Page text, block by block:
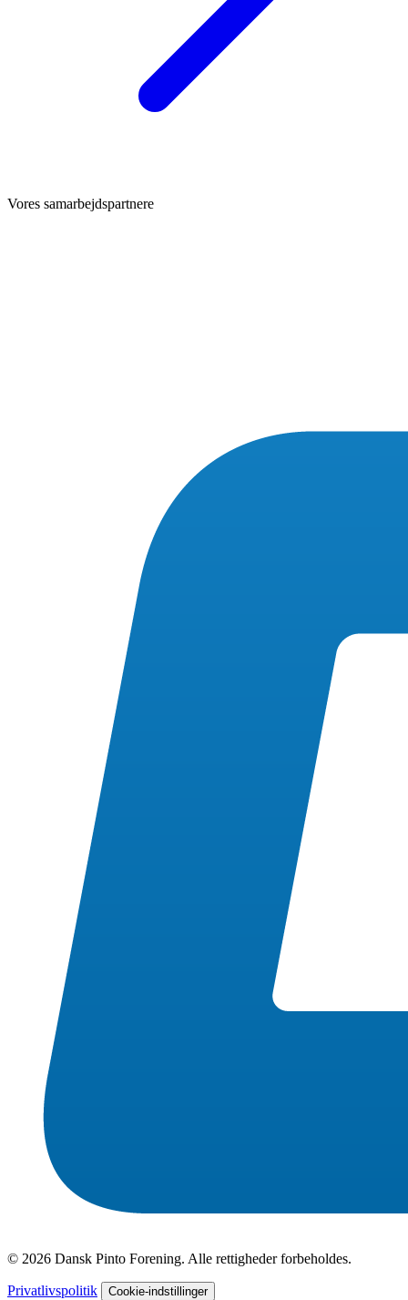
Vores samarbejdspartnere
© 2026 Dansk Pinto Forening. Alle rettigheder forbeholdes.
Privatlivspolitik Cookie-indstillinger